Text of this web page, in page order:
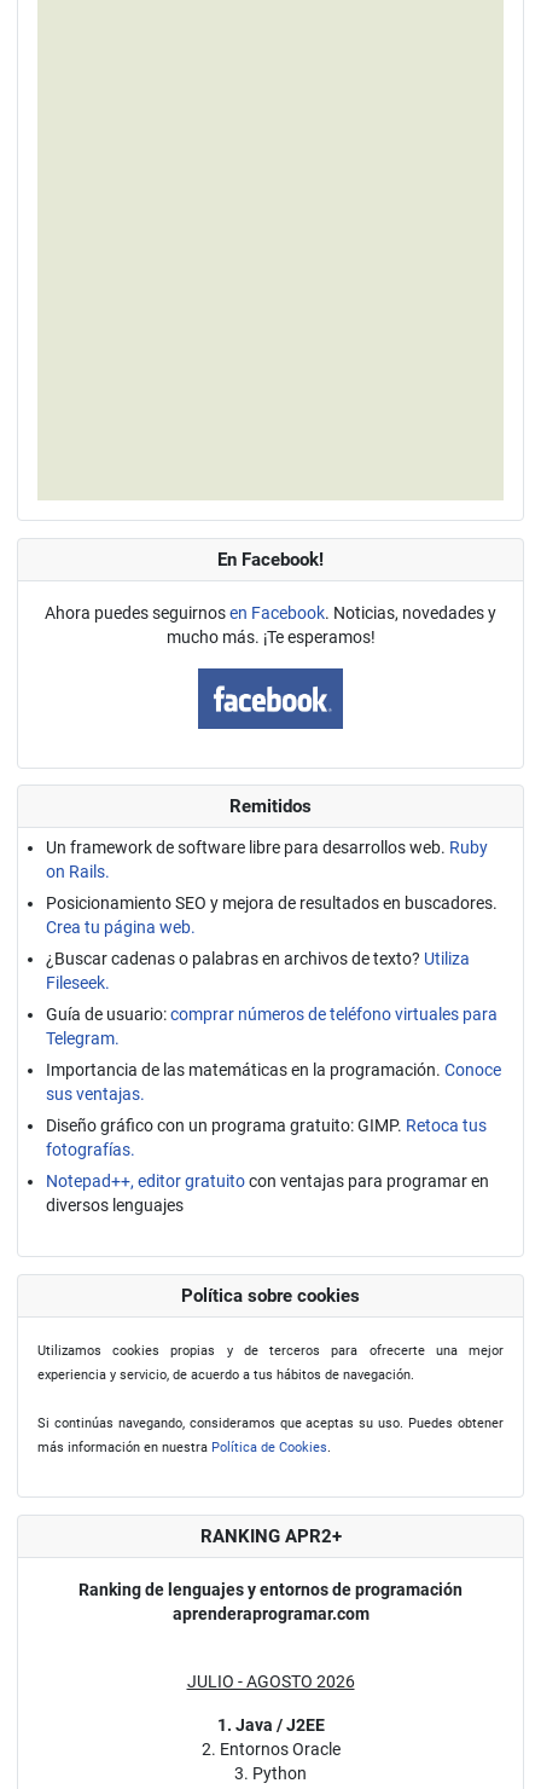
En Facebook!
Ahora puedes seguirnosen Facebook. Noticias, novedades y
mucho más. ¡Te esperamos!
Remitidos
Un framework de software libre para desarrollos web. Ruby
on Rails.
Posicionamiento SEO y mejora de resultados en buscadores.
Crea tu página web.
¿Buscar cadenas o palabras en archivos de texto? Utiliza
Fileseek.
Guía de usuario:comprar números de teléfono virtuales para
Telegram.
Importancia de las matemáticas en la programación. Conoce
sus ventajas.
Diseño gráfico con un programa gratuito: GIMP. Retoca tus
fotografías.
Notepad++, editor gratuitocon ventajas para programar en
diversos lenguajes
Política sobre cookies
Utilizamos cookies propias y de terceros para ofrecerte una mejor
experiencia y servicio, de acuerdo a tus hábitos de navegación.
Si continúas navegando, consideramos que aceptas su uso. Puedes obtener
más información en nuestra Política de Cookies.
RANKING APR2+
Ranking de lenguajes y entornos de programación
aprenderaprogramar.com
JULIO - AGOSTO 2026
1. Java / J2EE
2. Entornos Oracle
3. Python